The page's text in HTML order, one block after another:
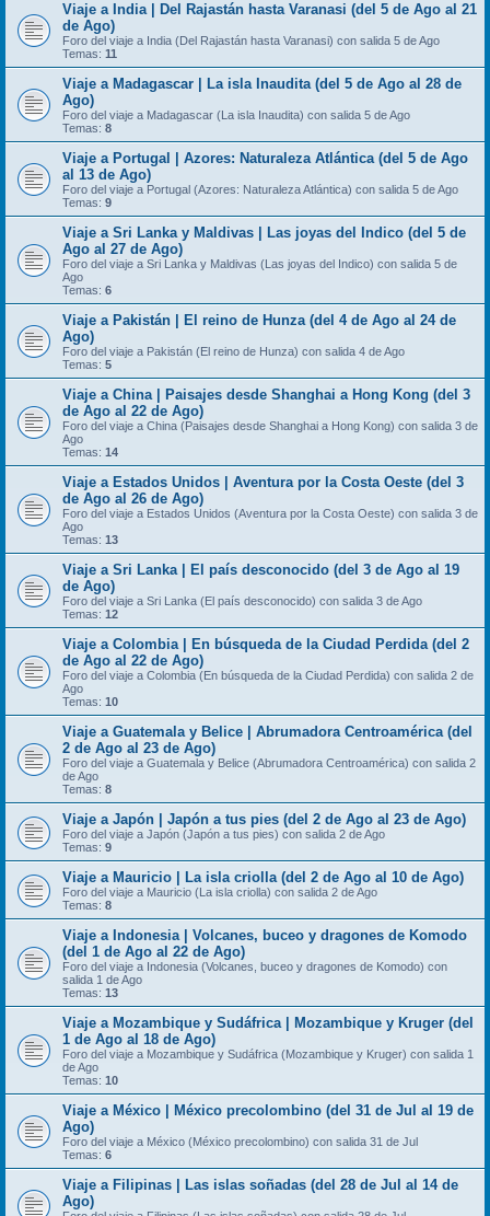
Viaje a India | Del Rajastán hasta Varanasi (del 5 de Ago al 21
de Ago)
Foro del viaje a India (Del Rajastán hasta Varanasi) con salida 5 de Ago
Temas: 11
Viaje a Madagascar | La isla Inaudita (del 5 de Ago al 28 de
Ago)
Foro del viaje a Madagascar (La isla Inaudita) con salida 5 de Ago
Temas: 8
Viaje a Portugal | Azores: Naturaleza Atlántica (del 5 de Ago
al 13 de Ago)
Foro del viaje a Portugal (Azores: Naturaleza Atlántica) con salida 5 de Ago
Temas: 9
Viaje a Sri Lanka y Maldivas | Las joyas del Indico (del 5 de
Ago al 27 de Ago)
Foro del viaje a Sri Lanka y Maldivas (Las joyas del Indico) con salida 5 de
Ago
Temas: 6
Viaje a Pakistán | El reino de Hunza (del 4 de Ago al 24 de
Ago)
Foro del viaje a Pakistán (El reino de Hunza) con salida 4 de Ago
Temas: 5
Viaje a China | Paisajes desde Shanghai a Hong Kong (del 3
de Ago al 22 de Ago)
Foro del viaje a China (Paisajes desde Shanghai a Hong Kong) con salida 3 de
Ago
Temas: 14
Viaje a Estados Unidos | Aventura por la Costa Oeste (del 3
de Ago al 26 de Ago)
Foro del viaje a Estados Unidos (Aventura por la Costa Oeste) con salida 3 de
Ago
Temas: 13
Viaje a Sri Lanka | El país desconocido (del 3 de Ago al 19
de Ago)
Foro del viaje a Sri Lanka (El país desconocido) con salida 3 de Ago
Temas: 12
Viaje a Colombia | En búsqueda de la Ciudad Perdida (del 2
de Ago al 22 de Ago)
Foro del viaje a Colombia (En búsqueda de la Ciudad Perdida) con salida 2 de
Ago
Temas: 10
Viaje a Guatemala y Belice | Abrumadora Centroamérica (del
2 de Ago al 23 de Ago)
Foro del viaje a Guatemala y Belice (Abrumadora Centroamérica) con salida 2
de Ago
Temas: 8
Viaje a Japón | Japón a tus pies (del 2 de Ago al 23 de Ago)
Foro del viaje a Japón (Japón a tus pies) con salida 2 de Ago
Temas: 9
Viaje a Mauricio | La isla criolla (del 2 de Ago al 10 de Ago)
Foro del viaje a Mauricio (La isla criolla) con salida 2 de Ago
Temas: 8
Viaje a Indonesia | Volcanes, buceo y dragones de Komodo
(del 1 de Ago al 22 de Ago)
Foro del viaje a Indonesia (Volcanes, buceo y dragones de Komodo) con
salida 1 de Ago
Temas: 13
Viaje a Mozambique y Sudáfrica | Mozambique y Kruger (del
1 de Ago al 18 de Ago)
Foro del viaje a Mozambique y Sudáfrica (Mozambique y Kruger) con salida 1
de Ago
Temas: 10
Viaje a México | México precolombino (del 31 de Jul al 19 de
Ago)
Foro del viaje a México (México precolombino) con salida 31 de Jul
Temas: 6
Viaje a Filipinas | Las islas soñadas (del 28 de Jul al 14 de
Ago)